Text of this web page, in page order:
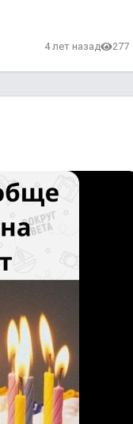
4 лет назад 277